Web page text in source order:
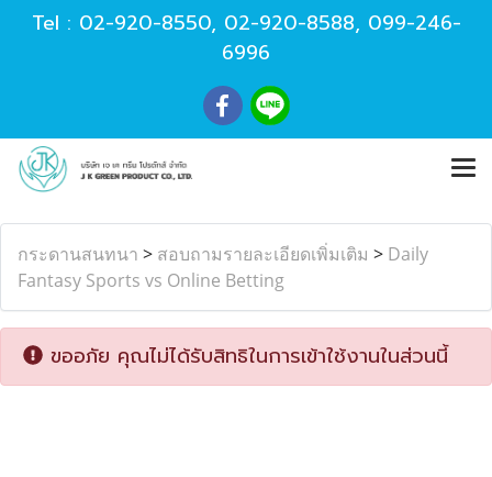
Tel : 02-920-8550, 02-920-8588, 099-246-
6996
กระดานสนทนา > สอบถามรายละเอียดเพิ่มเติม > Daily
Fantasy Sports vs Online Betting
ขออภัย คุณไม่ได้รับสิทธิในการเข้าใช้งานในส่วนนี้